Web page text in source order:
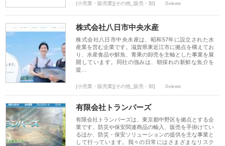
[小売業・販売業][その他_販売・卸] 0views
株式会社八日市中央水産
株式会社八日市中央水産は、昭和57年に設立された水
産業を営む企業です。滋賀県東近江市に拠点を構えてお
り、水産食品や鮮魚、青果の卸売を主軸とした事業を展
開しています。同社の強みは、朝採れの新鮮な魚介を
提…
[小売業・販売業][その他_販売・卸] 0views
有限会社トランパーズ
有限会社トランパーズは、東京都中野区を拠点とする企
業です。防災や保安関連商品の輸入、販売を手掛けてい
るほか、防災・保安ソリューションの提供を主な事業と
して行っています。我々の日常にはさまざまなリスク